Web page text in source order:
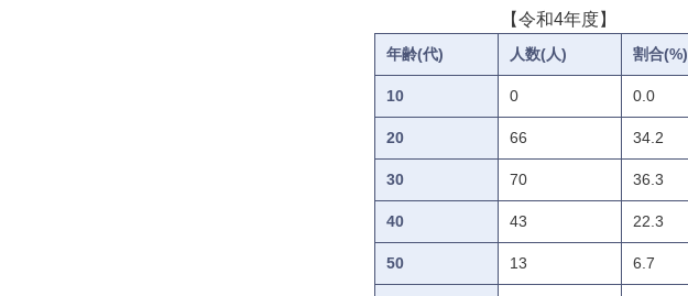
【令和4年度】
年齢(代) 人数(人) 割合(%)
10 0 0.0
20 66 34.2
30 70 36.3
40 43 22.3
50 13 6.7